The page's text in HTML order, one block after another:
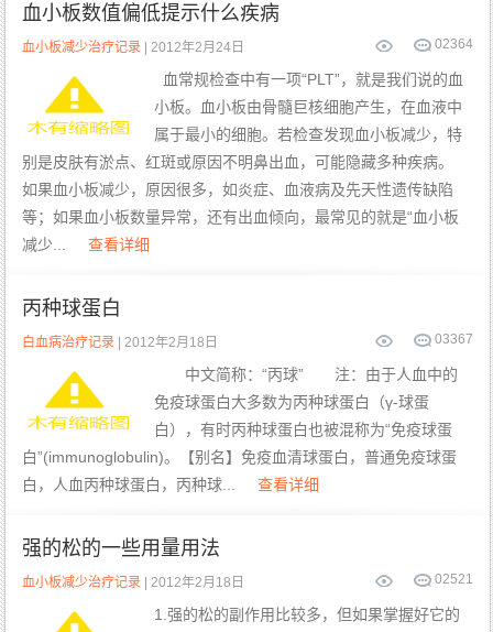
血小板数值偏低提示什么疾病
2364
0
血小板减少治疗记录 | 2012年2月24日
血常规检查中有一项“PLT”，就是我们说的血
小板。血小板由骨髓巨核细胞产生，在血液中
属于最小的细胞。若检查发现血小板减少，特
别是皮肤有淤点、红斑或原因不明鼻出血，可能隐藏多种疾病。
如果血小板减少，原因很多，如炎症、血液病及先天性遗传缺陷
等；如果血小板数量异常，还有出血倾向，最常见的就是“血小板
减少...
查看详细
丙种球蛋白
3367
0
白血病治疗记录 | 2012年2月18日
中文简称：“丙球” 注：由于人血中的
免疫球蛋白大多数为丙种球蛋白（γ-球蛋
白），有时丙种球蛋白也被混称为“免疫球蛋
白”(immunoglobulin)。【别名】免疫血清球蛋白，普通免疫球蛋
白，人血丙种球蛋白，丙种球...
查看详细
强的松的一些用量用法
2521
0
血小板减少治疗记录 | 2012年2月18日
1.强的松的副作用比较多，但如果掌握好它的